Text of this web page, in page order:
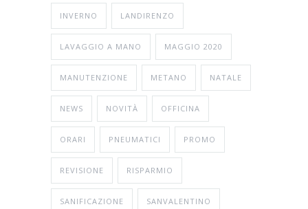
INVERNO LANDIRENZO
LAVAGGIO A MANO MAGGIO 2020
MANUTENZIONE METANO NATALE
NEWS NOVITÀ OFFICINA
ORARI PNEUMATICI PROMO
REVISIONE RISPARMIO
SANIFICAZIONE SANVALENTINO